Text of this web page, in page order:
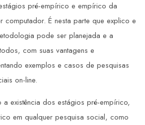
pré-empírico e empírico da
computador. É nesta parte que explico e
pode ser planejada e a
com suas vantagens e
exemplos e casos de pesquisas
on-line.
existência dos estágios pré-empírico,
em qualquer pesquisa social, como